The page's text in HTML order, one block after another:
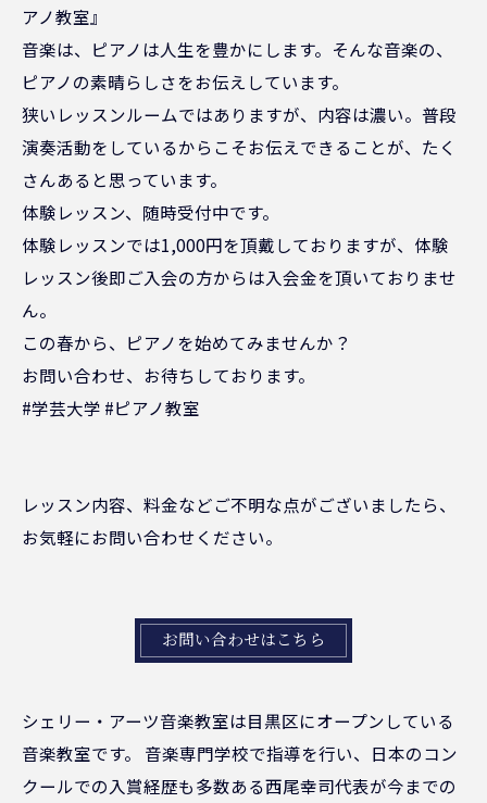
アノ教室』
音楽は、ピアノは人生を豊かにします。そんな音楽の、
ピアノの素晴らしさをお伝えしています。
狭いレッスンルームではありますが、内容は濃い。普段
演奏活動をしているからこそお伝えできることが、たく
さんあると思っています。
体験レッスン、随時受付中です。
体験レッスンでは1,000円を頂戴しておりますが、体験
レッスン後即ご入会の方からは入会金を頂いておりませ
ん。
この春から、ピアノを始めてみませんか？
お問い合わせ、お待ちしております。
#学芸大学 #ピアノ教室
レッスン内容、料金などご不明な点がございましたら、
お気軽にお問い合わせください。
お問い合わせはこちら
シェリー・アーツ音楽教室は目黒区にオープンしている
音楽教室です。 音楽専門学校で指導を行い、日本のコン
クールでの入賞経歴も多数ある西尾幸司代表が今までの